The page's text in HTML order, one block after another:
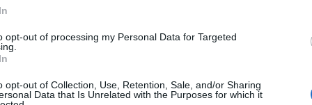
opt-out of processing my Personal Data for Targeted
opt-out of Collection, Use, Retention, Sale, and/or Sharing
Data that Is Unrelated with the Purposes for which it